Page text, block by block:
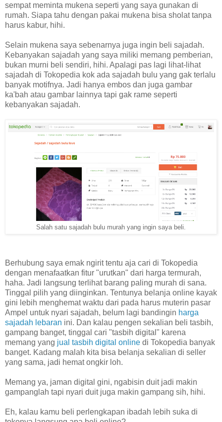
sempat meminta mukena seperti yang saya gunakan di
rumah. Siapa tahu dengan pakai mukena bisa sholat tanpa
harus kabur, hihi.
Selain mukena saya sebenarnya juga ingin beli sajadah.
Kebanyakan sajadah yang saya miliki memang pemberian,
bukan murni beli sendiri, hihi. Apalagi pas lagi lihat-lihat
sajadah di Tokopedia kok ada sajadah bulu yang gak terlalu
banyak motifnya. Jadi hanya embos dan juga gambar
ka'bah atau gambar lainnya tapi gak rame seperti
kebanyakan sajadah.
Salah satu sajadah bulu murah yang ingin saya beli.
Berhubung saya emak ngirit tentu aja cari di Tokopedia
dengan menafaatkan fitur "urutkan" dari harga termurah,
haha. Jadi langsung terlihat barang paling murah di sana.
Tinggal pilih yang diinginkan. Tentunya belanja online kayak
gini lebih menghemat waktu dari pada harus muterin pasar
Ampel untuk nyari sajadah, belum lagi bandingin harga
sajadah lebaran ini. Dan kalau pengen sekalian beli tasbih,
gampang banget, tinggal cari "tasbih digital" karena
memang yang jual tasbih digital online di Tokopedia banyak
banget. Kadang malah kita bisa belanja sekalian di seller
yang sama, jadi hemat ongkir loh.
Memang ya, jaman digital gini, ngabisin duit jadi makin
gampanglah tapi nyari duit juga makin gampang sih, hihi.
Eh, kalau kamu beli perlengkapan ibadah lebih suka di